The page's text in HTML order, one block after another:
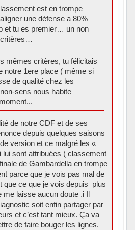
est en trompe
une défense a 80%
et tu es premier… un non
mêmes critères, tu félicitais
notre 1ere place ( même si
de qualité chez les
sens nous habite
de notre CDF et de ses
depuis quelques saisons
version et ce malgré les «
sont attribuées ( classement
de Gambardella en trompe
parce que je vois pas mal de
que ce que je vois depuis plus
laisse aucun doute .i Il
soit enfin partager par
et c’est tant mieux. Ça va
de faire bouger les lignes.